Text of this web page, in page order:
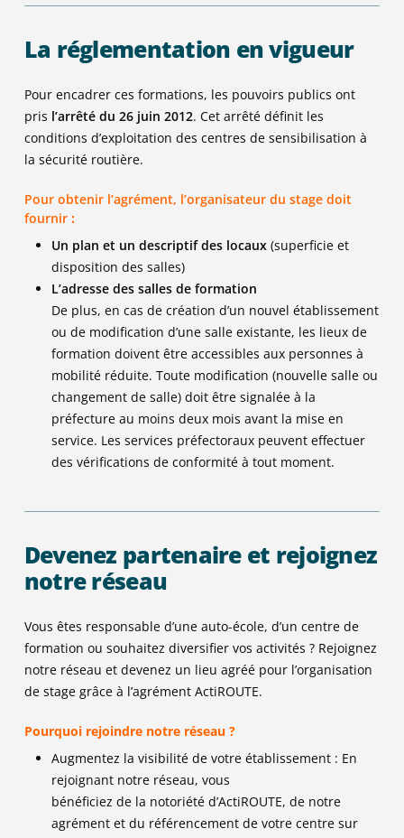
La réglementation en vigueur
Pour encadrer ces formations, les pouvoirs publics ont
pris l’arrêté du 26 juin 2012. Cet arrêté définit les
conditions d’exploitation des centres de sensibilisation à
la sécurité routière.
Pour obtenir l’agrément, l’organisateur du stage doit
fournir:
Un plan et un descriptif des locaux(superficie et
disposition des salles)
L’adresse des salles de formation
De plus, en cas de création d’un nouvel établissement
ou de modification d’une salle existante, les lieux de
formation doivent être accessibles aux personnes à
mobilité réduite. Toute modification (nouvelle salle ou
changement de salle) doit être signalée à la
préfecture au moins deux mois avant la mise en
service. Les services préfectoraux peuvent effectuer
des vérifications de conformité à tout moment.
Devenez partenaire et rejoignez
notre réseau
Vous êtes responsable d’une auto-école, d’un centre de
formation ou souhaitez diversifier vos activités ? Rejoignez
notre réseau et devenez un lieu agréé pour l’organisation
de stage grâce à l’agrément ActiROUTE.
Pourquoi rejoindre notre réseau ?
Augmentez la visibilité de votre établissement : En
rejoignant notre réseau, vous
bénéficiez de la notoriété d’ActiROUTE, de notre
agrément et du référencement de votre centre sur